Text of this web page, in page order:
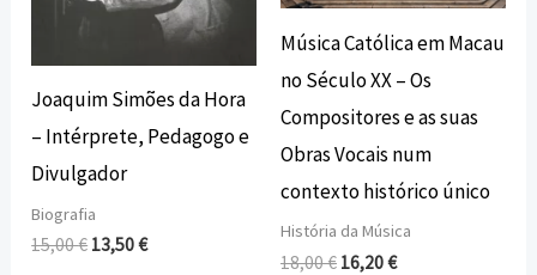
Joaquim Simões da Hora
– Intérprete, Pedagogo e
Divulgador
Biografia
15,00€ 13,50€
Música Católica em Macau
no Século XX – Os
Compositores e as suas
Obras Vocais num
contexto histórico único
História da Música
18,00€ 16,20€